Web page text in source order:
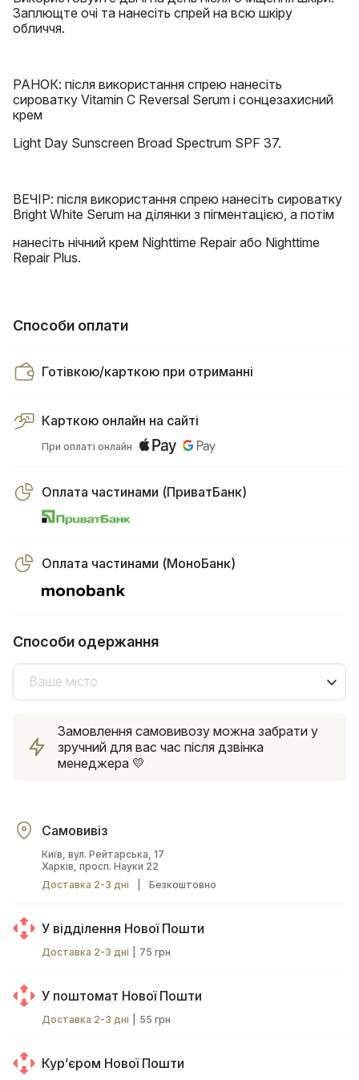
Заплющте очі та нанесіть спрей на всю шкіру
обличчя.
РАНОК: після використання спрею нанесіть
сироватку Vitamin C Reversal Serum і сонцезахисний
крем
Light Day Sunscreen Broad Spectrum SPF 37.
ВЕЧІР: після використання спрею нанесіть сироватку
Bright White Serum на ділянки з пігментацією, а потім
нанесіть нічний крем Nighttime Repair або Nighttime
Repair Plus.
Способи оплати
Готівкою/карткою при отриманні
Карткою онлайн на сайті
При оплаті онлайн
Оплата частинами (ПриватБанк)
Оплата частинами (МоноБанк)
Способи одержання
Ваше місто
Замовлення самовивозу можна забрати у
зручний для вас час після дзвінка
менеджера 💛
Самовивіз
Київ, вул. Рейтарська, 17
Харків, просп. Науки 22
Доставка 2-3 дні
Безкоштовно
У відділення Нової Пошти
Доставка 2-3 дні 75 грн
У поштомат Нової Пошти
Доставка 2-3 дні 55 грн
Курʼєром Нової Пошти